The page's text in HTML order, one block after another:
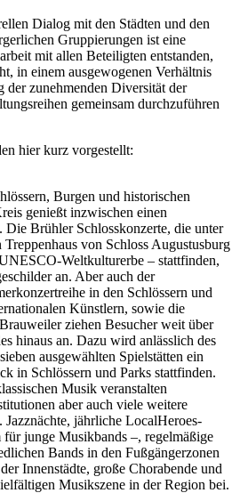
Dialog mit den Städten und den
Gruppierungen ist eine
mit allen Beteiligten entstanden,
in einem ausgewogenen Verhältnis
der zunehmenden Diversität der
gemeinsam durchzuführen
hier kurz vorgestellt:
Burgen und historischen
genießt inzwischen einen
Die Brühler Schlosskonzerte, die unter
von Schloss Augustusburg
Weltkulturerbe – stattfinden,
an. Aber auch der
in den Schlössern und
Künstlern, sowie die
ziehen Besucher weit über
hinaus an. Dazu wird anlässlich des
ausgewählten Spielstätten ein
in Schlössern und Parks stattfinden.
Musik veranstalten
aber auch viele weitere
jährliche LocalHeroes-
junge Musikbands –, regelmäßige
Bands in den Fußgängerzonen
Innenstädte, große Chorabende und
Musikszene in der Region bei.